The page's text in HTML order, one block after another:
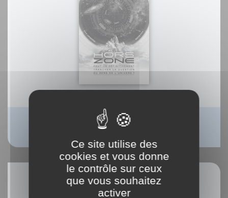
Hors Zone
Ce site utilise des
cookies et vous donne
le contrôle sur ceux
que vous souhaitez
activer